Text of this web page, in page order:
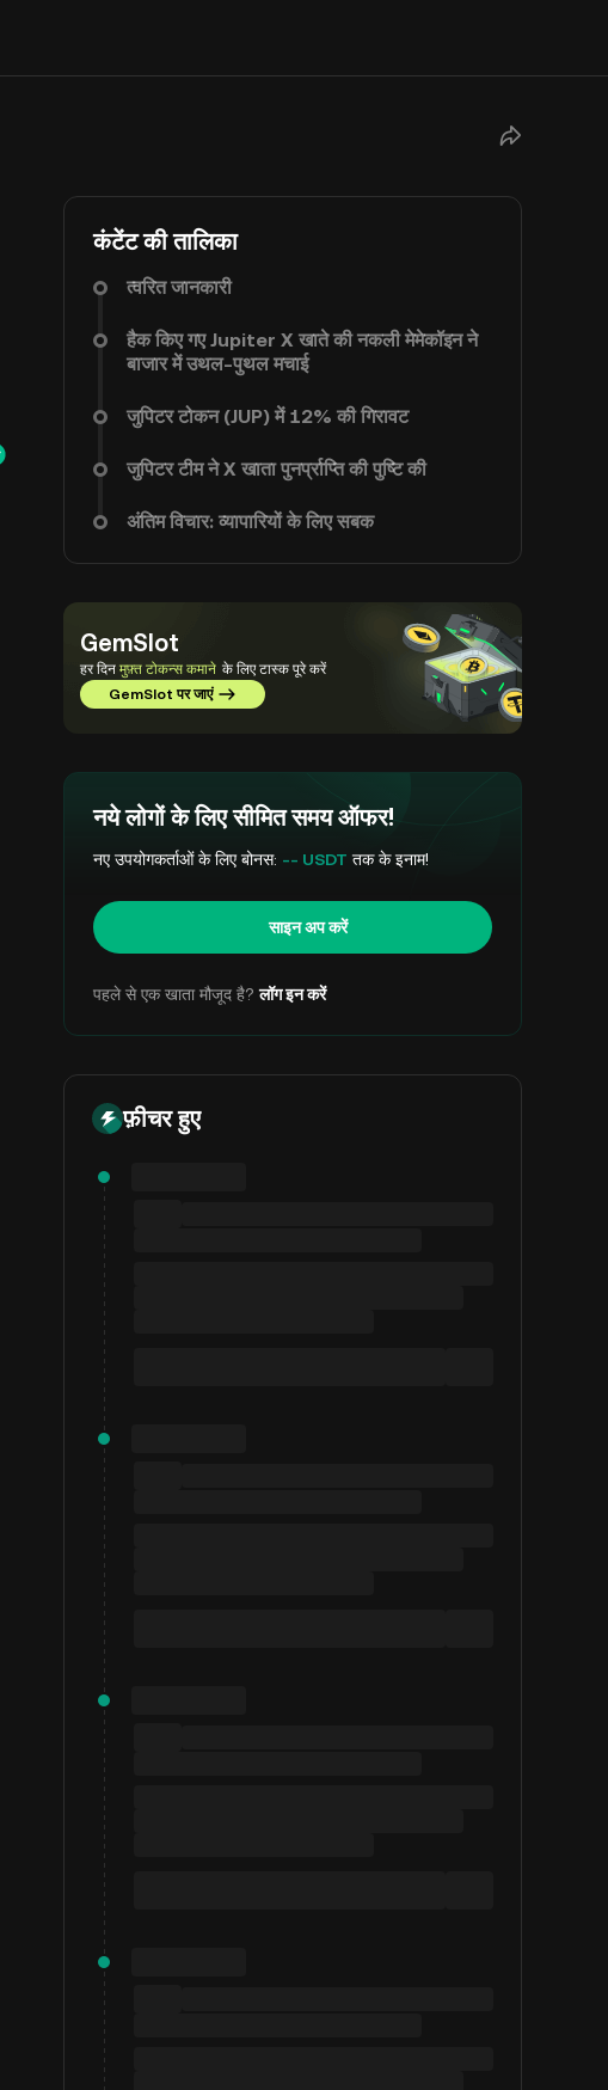
कंटेंट की तालिका
त्वरित जानकारी
हैक किए गए Jupiter X खाते की नकली मेमेकॉइन ने
बाजार में उथल-पुथल मचाई
जुपिटर टोकन (JUP) में 12% की गिरावट
जुपिटर टीम ने X खाता पुनर्प्राप्ति की पुष्टि की
अंतिम विचार: व्यापारियों के लिए सबक
GemSlot
हर दिन मुफ़्त टोकन्स कमाने के लिए टास्क पूरे करें
GemSlot पर जाएं
नये लोगों के लिए सीमित समय ऑफर!
नए उपयोगकर्ताओं के लिए बोनस: -- USDT तक के इनाम!
साइन अप करें
पहले से एक खाता मौजूद है? लॉग इन करें
फ़ीचर हुए